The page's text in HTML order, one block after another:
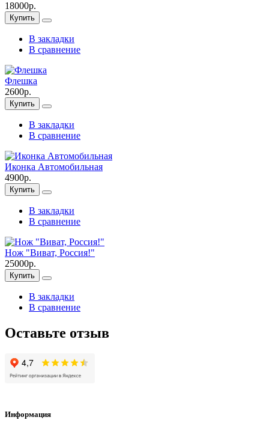
18000р.
Купить
В закладки
В сравнение
Флешка
2600р.
Купить
В закладки
В сравнение
Иконка Автомобильная
4900р.
Купить
В закладки
В сравнение
Нож "Виват, Россия!"
25000р.
Купить
В закладки
В сравнение
Оставьте отзыв
Информация